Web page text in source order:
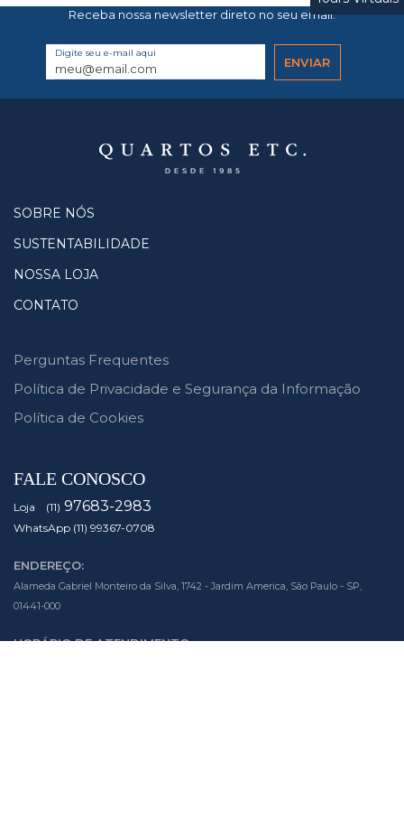
Receba nossa newsletter direto no seu email.
Digite seu e-mail aqui
SOBRE NÓS
SUSTENTABILIDADE
NOSSA LOJA
CONTATO
Perguntas Frequentes
Política de Privacidade e Segurança da Informação
Política de Cookies
FALE CONOSCO
Loja (11) 97683-2983
WhatsApp (11) 99367-0708
ENDEREÇO:
Alameda Gabriel Monteiro da Silva, 1742 - Jardim America, São Paulo - SP,
01441-000
HORÁRIO DE ATENDIMENTO: